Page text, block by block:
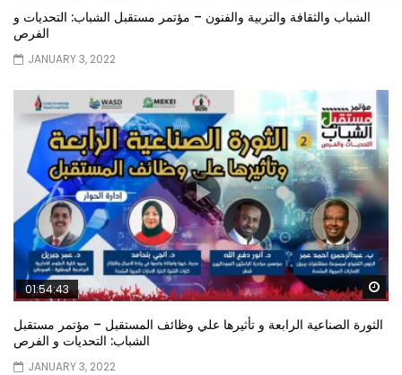
الشباب والثقافة والتربية والفنون – مؤتمر مستقبل الشباب: التحديات و
الفرص
JANUARY 3, 2022
01:54:43
الثورة الصناعية الرابعة و تأثيرها علي وظائف المستقبل – مؤتمر مستقبل
الشباب: التحديات و الفرص
JANUARY 3, 2022